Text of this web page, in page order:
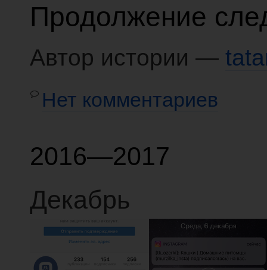
Продолжение
Автор истории —
Нет комментариев
2016—2017
Декабрь